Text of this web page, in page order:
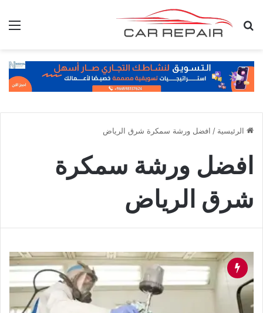
بحث عن
الرئيسية / افضل ورشة سمكرة شرق الرياض
افضل ورشة سمكرة
شرق الرياض